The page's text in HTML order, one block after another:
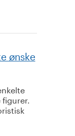
ønske
figurer.